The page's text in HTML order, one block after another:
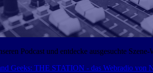
Podcast und entdecke ausgesuchte Szene-
Geeks: THE STATION - das Webradio von